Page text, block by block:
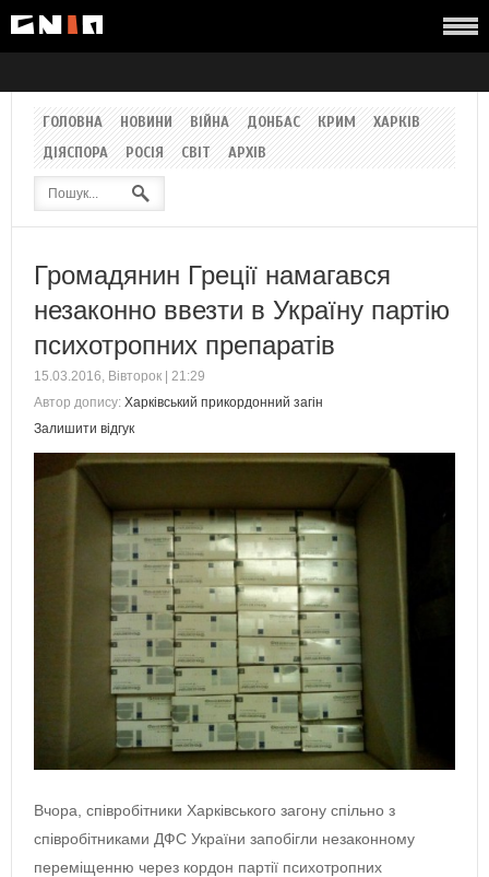
ГОЛОВНА НОВИНИ ВІЙНА ДОНБАС КРИМ
ХАРКІВ
ДІЯСПОРА
РОСІЯ СВІТ АРХІВ
Громадянин Греції намагався
незаконно ввезти в Україну партію
психотропних препаратів
15.03.2016, Вівторок | 21:29
Автор допису: Харківський прикордонний загін
Залишити відгук
Вчора, співробітники Харківського загону спільно з
співробітниками ДФС України запобігли незаконному
переміщенню через кордон партії психотропних